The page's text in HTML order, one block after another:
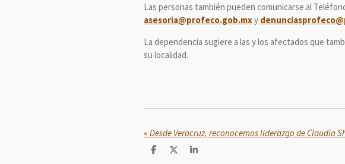
Las personas también pueden comunicarse al
asesoria@profeco.gob.mxy
La dependencia sugiere a las y los afectados que
su localidad.
«
C
C
C